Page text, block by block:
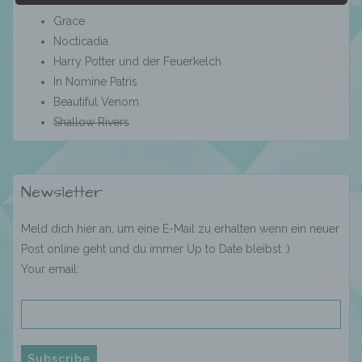
Grace
Nocticadia
Harry Potter und der Feuerkelch
In Nomine Patris
Beautiful Venom
Shallow Rivers
Newsletter
Meld dich hier an, um eine E-Mail zu erhalten wenn ein neuer
Post online geht und du immer Up to Date bleibst :)
Your email:
b) betroffene Person
Betroffene Person ist jede identifizierte oder
identifizierbare natürliche Person, deren
c) Verarbeitung
Verarbeitung ist jeder mit oder ohne Hilfe
Vorgang oder jede solche Vorgangsreihe im
Organisation, das Ordnen, die Speicherung,